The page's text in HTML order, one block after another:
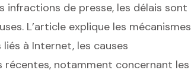
infractions de presse, les délais sont
L’article explique les mécanismes
à Internet, les causes
récentes, notamment concernant les